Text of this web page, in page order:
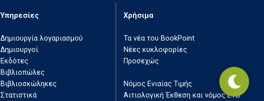
Υπηρεσίες
Δημιουργία λογαριασμού
Δημιουργοί
Εκδότες
Βιβλιοπώλες
Βιβλιοσκώληκες
Στατιστικά
Χρήσιμα
Τα νέα του BookPoint
Νέες κυκλοφορίες
Προσεχώς
Νόμος Ενιαίας Τιμής
Αιτιολογική Έκθεση και νόμος ΕΤΒ